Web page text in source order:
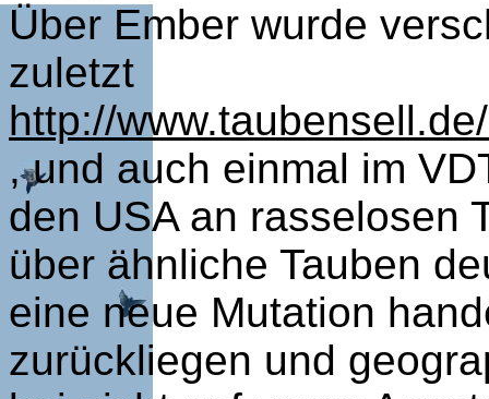
Über Ember wurde
zuletzt
http://
, und auch einmal im
den USA an rasselosen
über ähnliche Tauben
eine neue Mutation
zurückliegen und